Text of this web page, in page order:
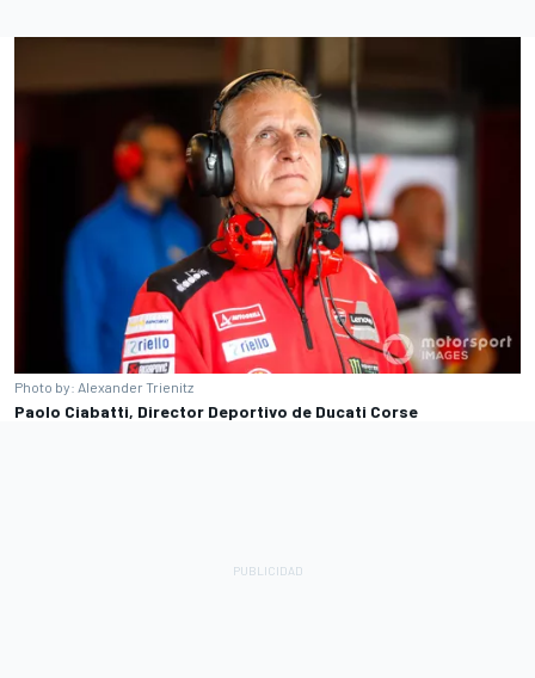
Photo by: Alexander Trienitz
Paolo Ciabatti, Director Deportivo de Ducati Corse